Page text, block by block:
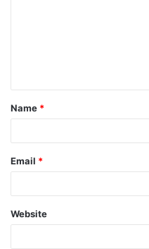
Name *
Email *
Website